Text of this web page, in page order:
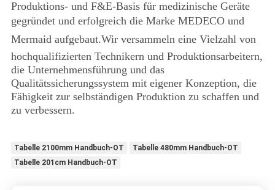
Produktions- und F&E-Basis für medizinische Geräte
gegründet und erfolgreich die Marke MEDECO und
Mermaid aufgebaut.Wir versammeln eine Vielzahl von
hochqualifizierten Technikern und Produktionsarbeitern,
die Unternehmensführung und das
Qualitätssicherungssystem mit eigener Konzeption, die
Fähigkeit zur selbständigen Produktion zu schaffen und
zu verbessern.
Tabelle 2100mm Handbuch-OT
Tabelle 480mm Handbuch-OT
Tabelle 201cm Handbuch-OT